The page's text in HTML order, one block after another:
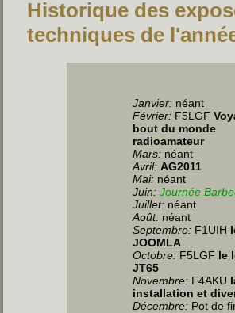
Historique des
techniques de
Janvier: néant
Février: F5LGF
bout du monde
radioamateur
Mars: néant
Avril: AG2011
Mai: néant
Juin:Journée
Juillet: néant
Août: néant
Septembre: F1UIH
JOOMLA
Octobre: F5LGF le
JT65
Novembre: F4AKU
installation et
Décembre: Pot de